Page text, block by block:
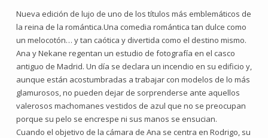
Nueva edición de lujo de uno de los títulos más emblemáticos de
la reina de la romántica.Una comedia romántica tan dulce como
un melocotón… y tan caótica y divertida como el destino mismo.
Ana y Nekane regentan un estudio de fotografía en el casco
antiguo de Madrid. Un día se declara un incendio en su edificio y,
aunque están acostumbradas a trabajar con modelos de lo más
glamurosos, no pueden dejar de sorprenderse ante aquellos
valerosos machomanes vestidos de azul que no se preocupan
porque su pelo se encrespe ni sus manos se ensucian.
Cuando el objetivo de la cámara de Ana se centra en Rodrigo, su